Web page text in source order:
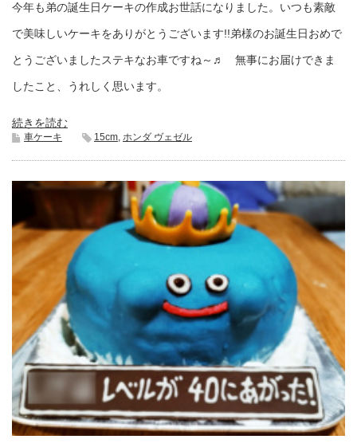
今年も弟の誕生日ケーキの作成お世話になりました。いつも素敵
で美味しいケーキをありがとうございます!!弟様のお誕生日おめで
とうございましたステキなお車ですね～♬ 無事にお届けできま
したこと、うれしく思います。
続きを読む
車ケーキ 15cm, ホンダ ヴェゼル